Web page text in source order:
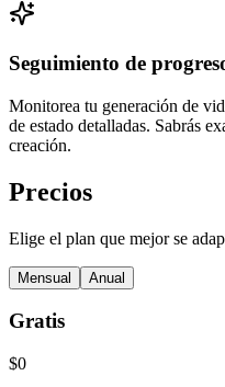
Seguimiento de
Monitorea tu generación de
de estado detalladas. Sabrás
creación.
Precios
Elige el plan que mejor se
Mensual Anual
Gratis
$0